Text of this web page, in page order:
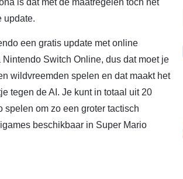
update.
een gratis update met online
Switch Online, dus dat moet je
wildvreemden spelen en dat maakt het
tegen de AI. Je kunt in totaal uit 20
spelen om zo een groter tactisch
beschikbaar in Super Mario